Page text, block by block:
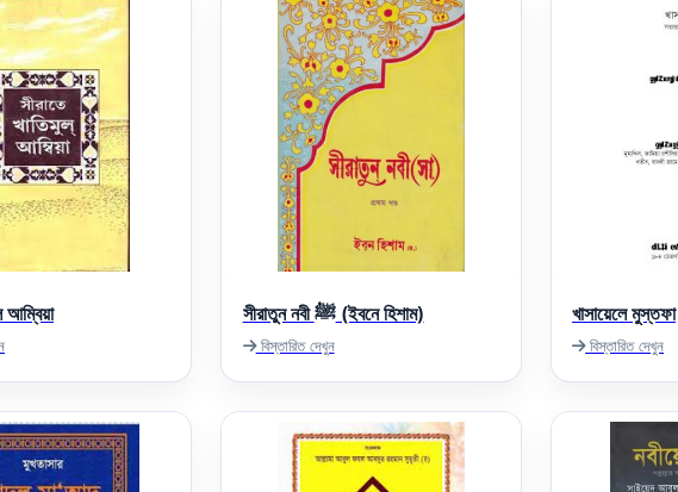
আম্বিয়া সীরাতুন নবী ﷺ (ইবনে হিশাম)
বিস্তারিত দেখুন
খাসায়েলে মুস্তফা
বিস্তারিত দেখুন